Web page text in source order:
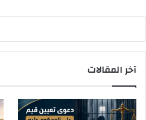
آخر المقالات